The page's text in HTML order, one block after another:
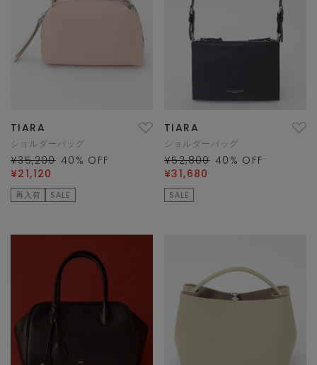
TIARA
ショルダーバッグ
¥35,200 40 % OFF
¥21,120
再入荷 SALE
TIARA
ショルダーバッグ
¥52,800 40 % OFF
¥31,680
SALE